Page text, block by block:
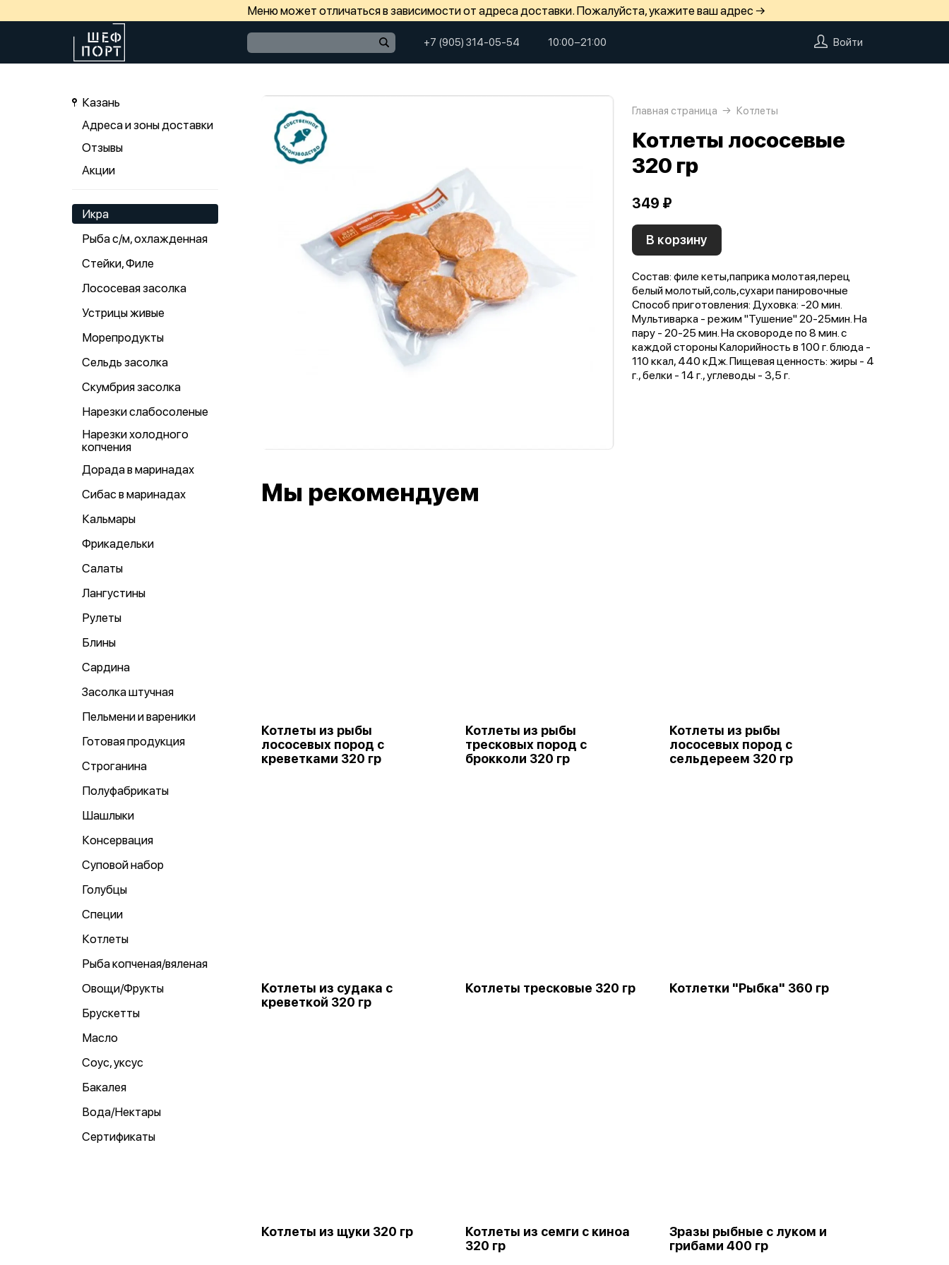
Меню может отличаться в зависимости от адреса доставки. Пожалуйста, укажите ваш адрес →
+7 (905) 314-05-54 10:00−21:00 Войти
Казань
Адреса и зоны доставки
Отзывы
Акции
Икра
Рыба с/м, охлажденная
Стейки, Филе
Лососевая засолка
Устрицы живые
Морепродукты
Сельдь засолка
Скумбрия засолка
Нарезки слабосоленые
Нарезки холодного
копчения
Дорада в маринадах
Сибас в маринадах
Кальмары
Фрикадельки
Салаты
Лангустины
Рулеты
Блины
Сардина
Засолка штучная
Пельмени и вареники
Готовая продукция
Строганина
Полуфабрикаты
Шашлыки
Консервация
Суповой набор
Голубцы
Специи
Котлеты
Рыба копченая/вяленая
Овощи/Фрукты
Брускетты
Масло
Соус, уксус
Бакалея
Вода/Нектары
Сертификаты
Главная страница Котлеты
Котлеты лососевые
320 гр
349 ₽
В корзину
Состав: филе кеты,паприка молотая,перец
белый молотый,соль,сухари панировочные
Способ приготовления: Духовка: -20 мин.
Мультиварка - режим "Тушение" 20-25мин. На
пару - 20-25 мин. На сковороде по 8 мин. с
каждой стороны Калорийность в 100 г. блюда -
110 ккал, 440 кДж. Пищевая ценность: жиры - 4
г., белки - 14 г., углеводы - 3,5 г.
Мы рекомендуем
Котлеты из рыбы
лососевых пород с
креветками 320 гр
Котлеты из рыбы
тресковых пород с
брокколи 320 гр
Котлеты из рыбы
лососевых пород с
сельдереем 320 гр
Котлеты из судака с
креветкой 320 гр
Котлеты тресковые 320 гр Котлетки "Рыбка" 360 гр
Котлеты из щуки 320 гр
Котлеты из семги с киноа
320 гр
Зразы рыбные с луком и
грибами 400 гр